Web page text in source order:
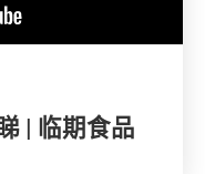
| 临期食品